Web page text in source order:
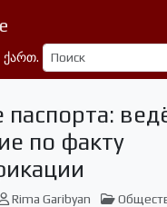
ქართ.
по факту
Rima Garibyan